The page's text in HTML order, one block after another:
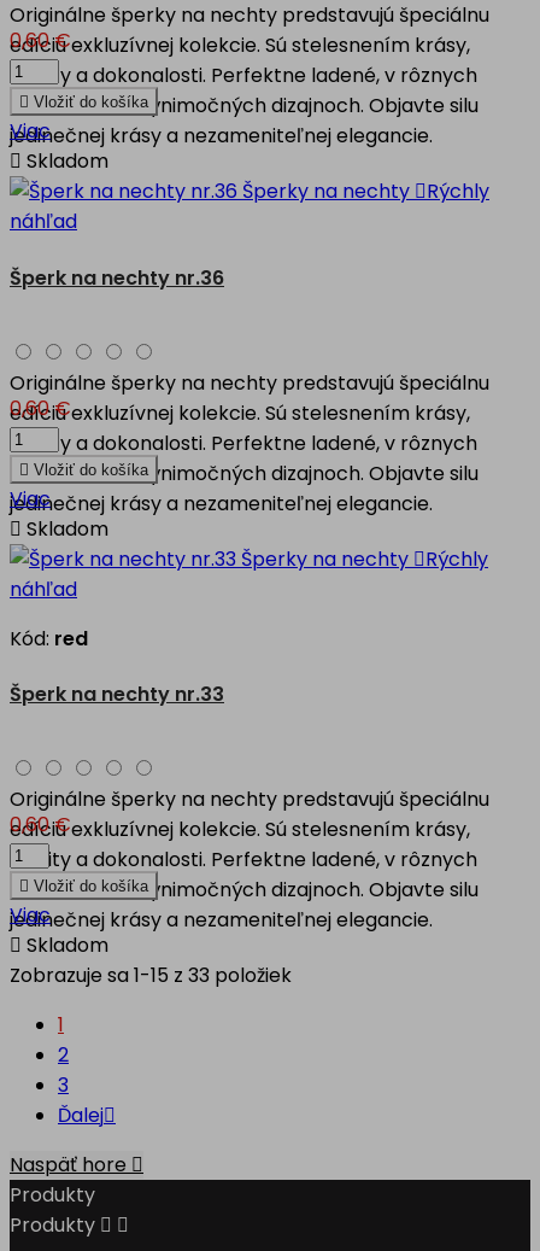
Originálne šperky na nechty predstavujú špeciálnu
edíciu exkluzívnej kolekcie. Sú stelesnením krásy,
kvality a dokonalosti. Perfektne ladené, v rôznych
motívoch, vo výnimočných dizajnoch. Objavte silu
jedinečnej krásy a nezameniteľnej elegancie.
0,60 €
 Vložiť do košíka
Viac
 Skladom
Rýchly
náhľad
Šperk na nechty nr.36
Originálne šperky na nechty predstavujú špeciálnu
edíciu exkluzívnej kolekcie. Sú stelesnením krásy,
kvality a dokonalosti. Perfektne ladené, v rôznych
motívoch, vo výnimočných dizajnoch. Objavte silu
jedinečnej krásy a nezameniteľnej elegancie.
0,60 €
 Vložiť do košíka
Viac
 Skladom
Rýchly
náhľad
Kód: red
Šperk na nechty nr.33
Originálne šperky na nechty predstavujú špeciálnu
edíciu exkluzívnej kolekcie. Sú stelesnením krásy,
kvality a dokonalosti. Perfektne ladené, v rôznych
motívoch, vo výnimočných dizajnoch. Objavte silu
jedinečnej krásy a nezameniteľnej elegancie.
0,60 €
 Vložiť do košíka
Viac
 Skladom
Zobrazuje sa 1-15 z 33 položiek
1
2
3
Ďalej
Naspäť hore 
Produkty
Produkty  